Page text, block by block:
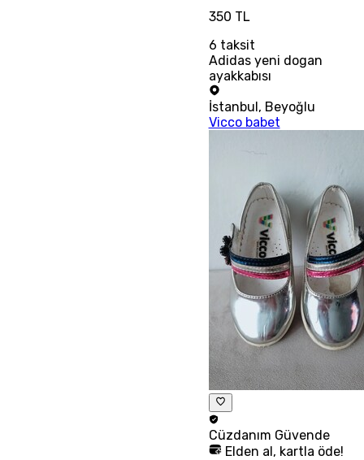
350 TL
6 taksit
Adidas yeni dogan
ayakkabısı
İstanbul , Beyoğlu
Vicco babet
Cüzdanım Güvende
Elden al, kartla öde!